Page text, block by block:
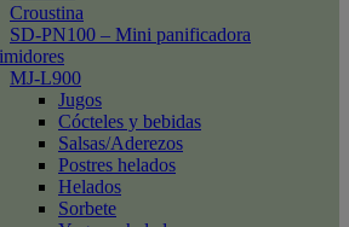
Croustina
SD-PN100 – Mini panificadora
MJ-L900
Jugos
Cócteles y bebidas
Salsas/Aderezos
Postres helados
Helados
Sorbete